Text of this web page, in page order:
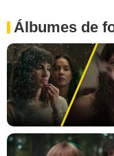
Álbumes de